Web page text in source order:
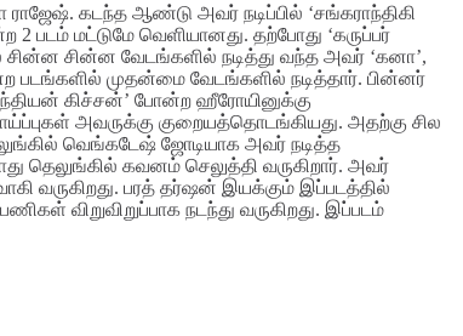
கடந்த ஆண்டு அவர் நடிப்பில் ‘சங்கராந்திகி
படம் மட்டுமே வெளியானது. தற்போது ‘கருப்பர்
சின்ன சின்ன வேடங்களில் நடித்து வந்த அவர் ‘கனா’,
படங்களில் முதன்மை வேடங்களில் நடித்தார். பின்னர்
இந்தியன் கிச்சன்’ போன்ற ஹீரோயினுக்கு
அவருக்கு குறையத்தொடங்கியது. அதற்கு சில
வெங்கடேஷ் ஜோடியாக அவர் நடித்த
தெலுங்கில் கவனம் செலுத்தி வருகிறார். அவர்
வருகிறது. பரத் தர்ஷன் இயக்கும் இப்படத்தில்
விறுவிறுப்பாக நடந்து வருகிறது. இப்படம்